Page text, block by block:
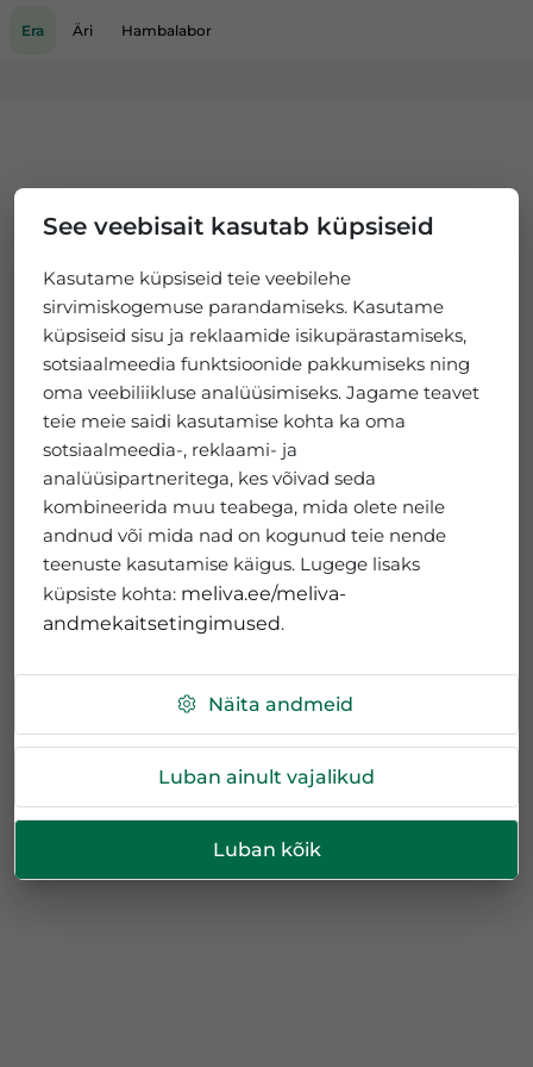
See veebisait kasutab küpsiseid
Kasutame küpsiseid teie veebilehe
sirvimiskogemuse parandamiseks. Kasutame
küpsiseid sisu ja reklaamide isikupärastamiseks,
sotsiaalmeedia funktsioonide pakkumiseks ning
oma veebiliikluse analüüsimiseks. Jagame teavet
teie meie saidi kasutamise kohta ka oma
sotsiaalmeedia-, reklaami- ja
analüüsipartneritega, kes võivad seda
kombineerida muu teabega, mida olete neile
andnud või mida nad on kogunud teie nende
teenuste kasutamise käigus. Lugege lisaks
küpsiste kohta: meliva.ee/meliva-
andmekaitsetingimused.
Näita andmeid
Luban ainult vajalikud
Luban kõik
Era Äri Hambalabor